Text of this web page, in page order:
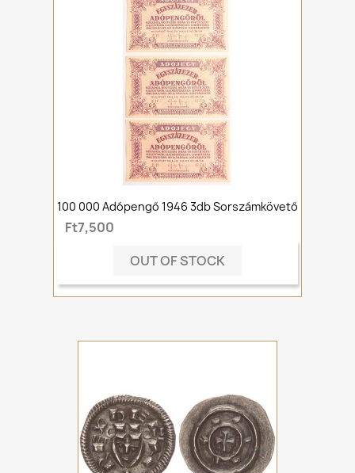
100 000 Adópengő 1946 3db Sorszámkövető
Ft7,500
OUT OF STOCK